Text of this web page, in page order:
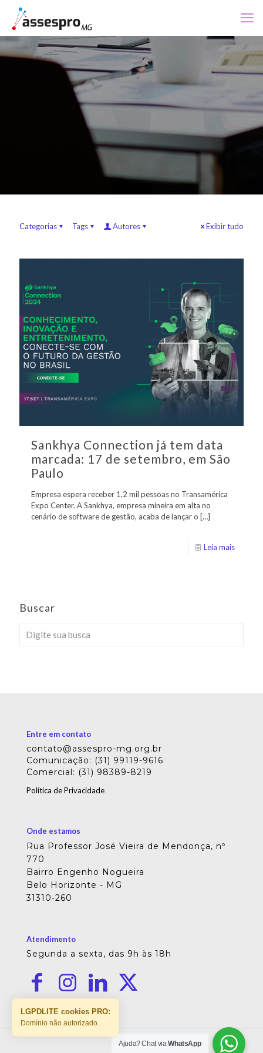
Categorias Tags Autores Exibir tudo
Sankhya Connection já tem data
marcada: 17 de setembro, em São
Paulo
Empresa espera receber 1,2 mil pessoas no Transamérica
Expo Center. A Sankhya, empresa mineira em alta no
cenário de software de gestão, acaba de lançar o […]
Leia mais
Buscar
Entre em contato
contato@assespro-mg.org.br
Comunicação: (31) 99119-9616
Comercial: (31) 98389-8219
Política de Privacidade
Onde estamos
Rua Professor José Vieira de Mendonça, nº
770
Bairro Engenho Nogueira
Belo Horizonte - MG
31310-260
Atendimento
Segunda a sexta, das 9h às 18h
Ajuda? Chat viaWhatsApp
LGPDLITE cookies PRO:
Domínio não autorizado.